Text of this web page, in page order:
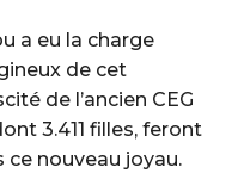
a eu la charge
de cet
de l’ancien CEG
3.411 filles, feront
ce nouveau joyau.